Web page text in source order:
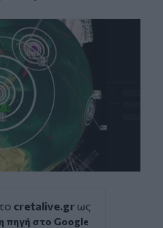
cretalive.gr ως
πηγή στο Google